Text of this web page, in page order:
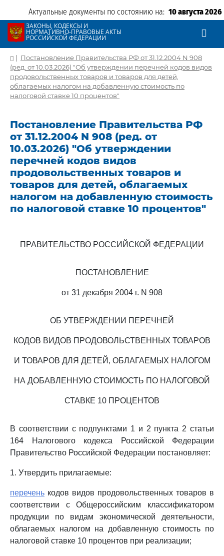
Актуальные документы по состоянию на: 10 августа 2026
ЗАКОНЫ, КОДЕКСЫ И
НОРМАТИВНО-ПРАВОВЫЕ АКТЫ
РОССИЙСКОЙ ФЕДЕРАЦИИ
| Постановление Правительства РФ от 31.12.2004 N 908
(ред. от 10.03.2026) "Об утверждении перечней кодов видов
продовольственных товаров и товаров для детей,
облагаемых налогом на добавленную стоимость по
налоговой ставке 10 процентов"
Постановление Правительства РФ
от 31.12.2004 N 908 (ред. от
10.03.2026) "Об утверждении
перечней кодов видов
продовольственных товаров и
товаров для детей, облагаемых
налогом на добавленную стоимость
по налоговой ставке 10 процентов"
ПРАВИТЕЛЬСТВО РОССИЙСКОЙ ФЕДЕРАЦИИ
ПОСТАНОВЛЕНИЕ
от 31 декабря 2004 г. N 908
ОБ УТВЕРЖДЕНИИ ПЕРЕЧНЕЙ
КОДОВ ВИДОВ ПРОДОВОЛЬСТВЕННЫХ ТОВАРОВ
И ТОВАРОВ ДЛЯ ДЕТЕЙ, ОБЛАГАЕМЫХ НАЛОГОМ
НА ДОБАВЛЕННУЮ СТОИМОСТЬ ПО НАЛОГОВОЙ
СТАВКЕ 10 ПРОЦЕНТОВ
В соответствии с подпунктами 1 и 2 пункта 2 статьи
164 Налогового кодекса Российской Федерации
Правительство Российской Федерации постановляет:
1. Утвердить прилагаемые:
перечень кодов видов продовольственных товаров в
соответствии с Общероссийским классификатором
продукции по видам экономической деятельности,
облагаемых налогом на добавленную стоимость по
налоговой ставке 10 процентов при реализации;